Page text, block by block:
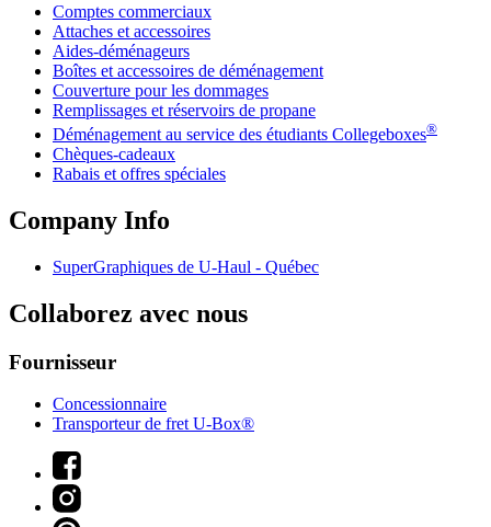
Comptes commerciaux
Attaches et accessoires
Aides-déménageurs
Boîtes et accessoires de déménagement
Couverture pour les dommages
Remplissages et réservoirs de propane
Déménagement au service des étudiants Collegeboxes®
Chèques-cadeaux
Rabais et offres spéciales
Company Info
SuperGraphiques de U-Haul - Québec
Collaborez avec nous
Fournisseur
Concessionnaire
Transporteur de fret U-Box®